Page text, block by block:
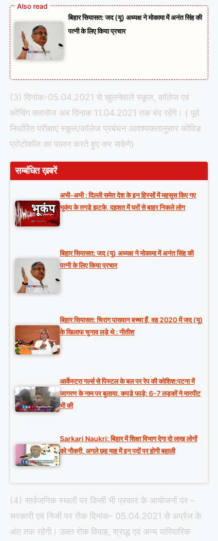
बिहार सियासत: जद (यू) अध्यक्ष ने मोकामा में अनंत सिंह की
पत्नी के लिए किया प्रचार
(3) दिनांक-05.04.2021 से खुलनेवाले स्कूल, कॉलेज एवं
कोचिंग क्लासेज अब दिनाक 11.04.2021 तक बंद रहेंगे। ( पूर्व
निर्धारित परीक्षाएं स्कूल/कॉलेज प्रबंधन आवश्यकतानुसार कोविड
प्रोटोकॉल का पालन करते हुए कर सकेगे)
सम्बंधित ख़बरें
अभी-अभी ; दिल्ली समेत देश के इन हिस्सों में महसूस किए गए
भूकंप के तगड़े झटके, दहशत में घरों से बाहर निकले लोग
बिहार सियासत: जद (यू) अध्यक्ष ने मोकामा में अनंत सिंह की
पत्नी के लिए किया प्रचार
बिहार सियासत: चिराग पासवान बच्चा हैं, वह 2020 में जद (यू)
के खिलाफ चुनाव लड़े थे : नीतीश
आर्केस्ट्रा गर्ल्स से पिस्टल के बल पर रेप की कोशिश:पटना में
जागरण के नाम पर बुलाया, कपड़े फाड़े; 6-7 लड़कों ने मारपीट
भी की
Sarkari Naukri: बिहार में शिक्षा विभाग देगा दो लाख लोगों
को नौकरी, अगले छह माह में इन पदों पर होगी बहाली
(4) सार्वजनिक स्थलों पर किसी भी प्रकार के आयोजनों पर –
सरकारी एवं निजी पर रोक दिनांक- 05.04.2021 से अप्रैल के
अंत तक रहेगी। उक्त रोक विवाह, श्राद्ध एवं अन्य पारिवारिक